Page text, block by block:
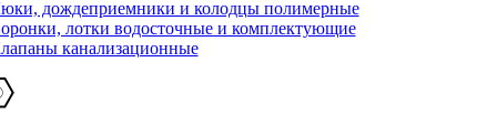
дождеприемники и колодцы полимерные
лотки водосточные и комплектующие
канализационные